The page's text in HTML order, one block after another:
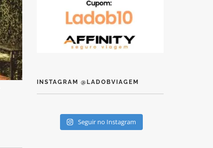
INSTAGRAM @LADOBVIAGEM
Seguir no Instagram